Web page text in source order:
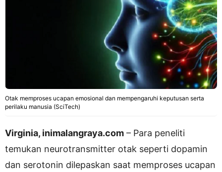
Otak memproses ucapan emosional dan mempengaruhi keputusan serta
perilaku manusia (SciTech)
Virginia, inimalangraya.com – Para peneliti
temukan neurotransmitter otak seperti dopamin
dan serotonin dilepaskan saat memproses ucapan